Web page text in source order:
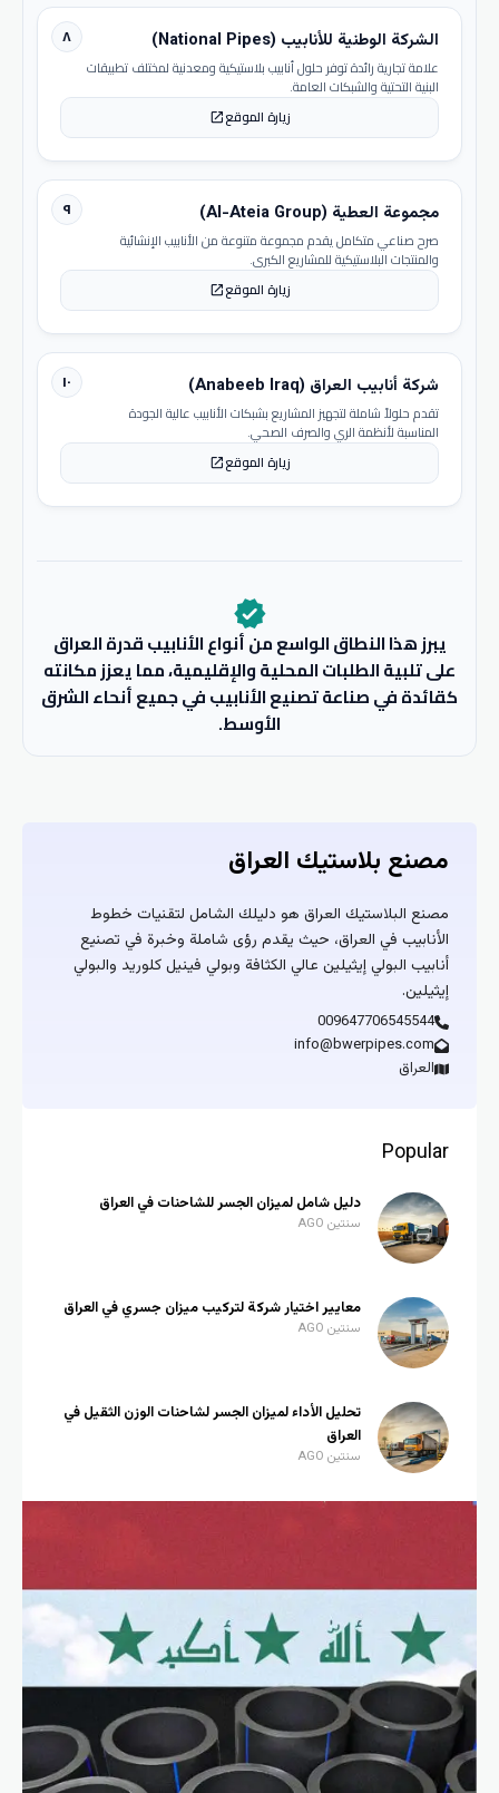
٨ الشركة الوطنية للأنابيب (National Pipes)
علامة تجارية رائدة توفر حلول أنابيب بلاستيكية ومعدنية لمختلف تطبيقات
البنية التحتية والشبكات العامة.
زيارة الموقعopen_in_new
٩ مجموعة العطية (Al-Ateia Group)
صرح صناعي متكامل يقدم مجموعة متنوعة من الأنابيب الإنشائية
والمنتجات البلاستيكية للمشاريع الكبرى.
زيارة الموقعopen_in_new
١٠ شركة أنابيب العراق (Anabeeb Iraq)
تقدم حلولاً شاملة لتجهيز المشاريع بشبكات الأنابيب عالية الجودة
المناسبة لأنظمة الري والصرف الصحي.
زيارة الموقعopen_in_new
verified
يبرز هذا النطاق الواسع من أنواع الأنابيب قدرة العراق
على تلبية الطلبات المحلية والإقليمية، مما يعزز مكانته
كقائدة في صناعة تصنيع الأنابيب في جميع أنحاء الشرق
الأوسط.
مصنع بلاستيك العراق
مصنع البلاستيك العراق هو دليلك الشامل لتقنيات خطوط
الأنابيب في العراق، حيث يقدم رؤى شاملة وخبرة في تصنيع
أنابيب البولي إيثيلين عالي الكثافة وبولي فينيل كلوريد والبولي
إيثيلين.
009647706545544
info@bwerpipes.com
العراق
Popular
دليل شامل لميزان الجسر للشاحنات في العراق
سنتين AGO
معايير اختيار شركة لتركيب ميزان جسري في العراق
سنتين AGO
تحليل الأداء لميزان الجسر لشاحنات الوزن الثقيل في
العراق
سنتين AGO